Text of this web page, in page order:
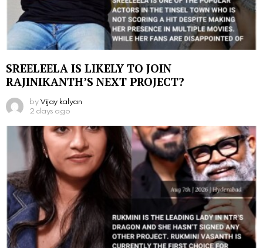
SREELEELA IS LIKELY TO JOIN
RAJINIKANTH’S NEXT PROJECT?
by Vijay kalyan
2 days ago